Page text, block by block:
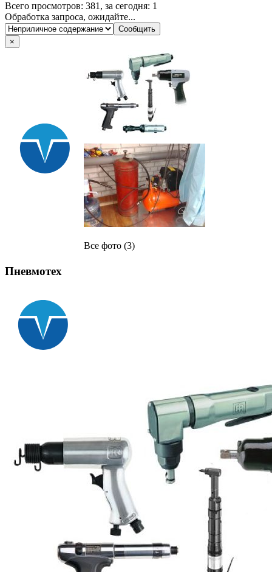
Всего просмотров: 381, за сегодня: 1
Обработка запроса, ожидайте...
×
Все фото (3)
Пневмотех